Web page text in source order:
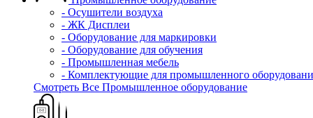
- Осушители воздуха
- ЖК Дисплеи
- Оборудование для маркировки
- Оборудование для обучения
- Промышленная мебель
- Комплектующие для промышленного
Смотреть Все Промышленное оборудование